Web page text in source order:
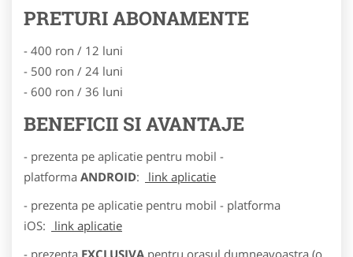
PRETURI ABONAMENTE
- 400 ron / 12 luni
- 500 ron / 24 luni
- 600 ron / 36 luni
BENEFICII SI AVANTAJE
- prezenta pe aplicatie pentru mobil -
platforma ANDROID:
link aplicatie
- prezenta pe aplicatie pentru mobil - platforma
iOS:
link aplicatie
- prezenta EXCLUSIVA pentru orasul dumneavoastra (o